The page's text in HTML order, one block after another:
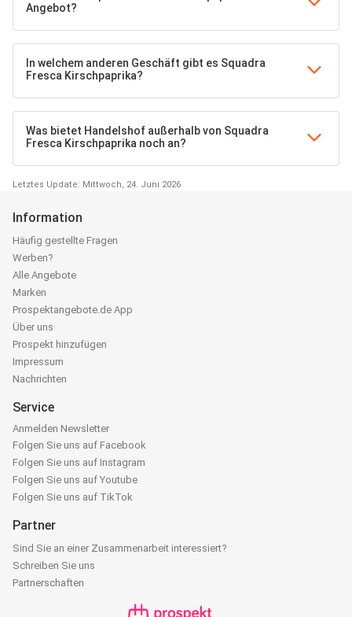
Angebot?
In welchem anderen Geschäft gibt es Squadra
Fresca Kirschpaprika?
Was bietet Handelshof außerhalb von Squadra
Fresca Kirschpaprika noch an?
Letztes Update: Mittwoch, 24. Juni 2026
Information
Häufig gestellte Fragen
Werben?
Alle Angebote
Marken
Prospektangebote.de App
Über uns
Prospekt hinzufügen
Impressum
Nachrichten
Service
Anmelden Newsletter
Folgen Sie uns auf Facebook
Folgen Sie uns auf Instagram
Folgen Sie uns auf Youtube
Folgen Sie uns auf TikTok
Partner
Sind Sie an einer Zusammenarbeit interessiert?
Schreiben Sie uns
Partnerschaften